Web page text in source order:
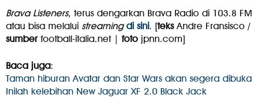
Brava Listeners, terus dengarkan Brava Radio di 103.8 FM
atau bisa melalui streaming di sini. [teksAndre Fransisco /
sumber football-italia.net | foto jpnn.com]
Baca juga:
Taman hiburan Avatar dan Star Wars akan segera dibuka
Inilah kelebihan New Jaguar XF 2.0 Black Jack